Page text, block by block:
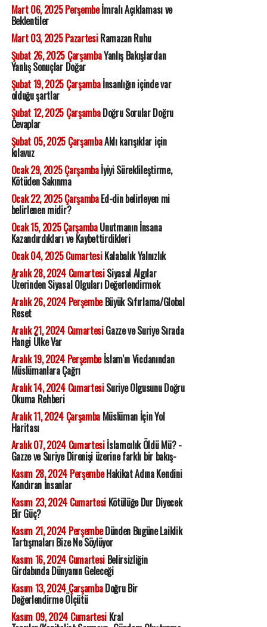
Mart 06, 2025 Perşembeİmralı Açıklaması ve
Beklentiler
Mart 03, 2025 PazartesiRamazan Ruhu
Şubat 26, 2025 ÇarşambaYanlış Bakışlardan
Yanlış Sonuçlar Doğar
Şubat 19, 2025 Çarşambaİnsanlığın içinde var
olduğu şartlar
Şubat 12, 2025 ÇarşambaDoğru Sorular Doğru
Cevaplar
Şubat 05, 2025 ÇarşambaAklı karışıklar için
kılavuz
Ocak 29, 2025 Çarşambaİyiyi Süreklileştirme,
Kötüden Sakınma
Ocak 22, 2025 ÇarşambaEd-din belirleyen mi
belirlenen midir?
Ocak 15, 2025 ÇarşambaUnutmanın İnsana
Kazandırdıkları ve Kaybettirdikleri
Ocak 04, 2025 CumartesiKalabalık Yalnızlık
Aralık 28, 2024 CumartesiSiyasal Algılar
Üzerinden Siyasal Olguları Değerlendirmek
Aralık 26, 2024 PerşembeBüyük Sıfırlama/Global
Reset
Aralık 21, 2024 CumartesiGazze ve Suriye Sırada
Hangi Ülke Var
Aralık 19, 2024 Perşembeİslam'ın Vicdanından
Müslümanlara Çağrı
Aralık 14, 2024 CumartesiSuriye Olgusunu Doğru
Okuma Rehberi
Aralık 11, 2024 ÇarşambaMüslüman İçin Yol
Haritası
Aralık 07, 2024 Cumartesiİslamcılık Öldü Mü? -
Gazze ve Suriye Direnişi üzerine farklı bir bakış-
Kasım 28, 2024 PerşembeHakikat Adına Kendini
Kandıran İnsanlar
Kasım 23, 2024 CumartesiKötülüğe Dur Diyecek
Bir Güç?
Kasım 21, 2024 PerşembeDünden Bugüne Laiklik
Tartışmaları Bize Ne Söylüyor
Kasım 16, 2024 CumartesiBelirsizliğin
Girdabında Dünyanın Geleceği
Kasım 13, 2024 ÇarşambaDoğru Bir
Değerlendirme Ölçütü
Kasım 09, 2024 CumartesiKral